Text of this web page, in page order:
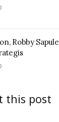
Robby
this post